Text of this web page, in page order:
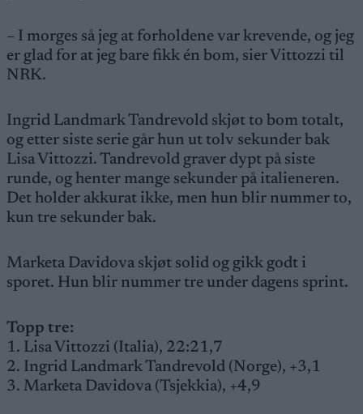
– I morges så jeg at forholdene var krevende, og jeg
er glad for at jeg bare fikk én bom, sier Vittozzi til
NRK.
Ingrid Landmark Tandrevold skjøt to bom totalt,
og etter siste serie går hun ut tolv sekunder bak
Lisa Vittozzi. Tandrevold graver dypt på siste
runde, og henter mange sekunder på italieneren.
Det holder akkurat ikke, men hun blir nummer to,
kun tre sekunder bak.
Marketa Davidova skjøt solid og gikk godt i
sporet. Hun blir nummer tre under dagens sprint.
Topp tre:
1. Lisa Vittozzi (Italia), 22:21,7
2. Ingrid Landmark Tandrevold (Norge), +3,1
3. Marketa Davidova (Tsjekkia), +4,9